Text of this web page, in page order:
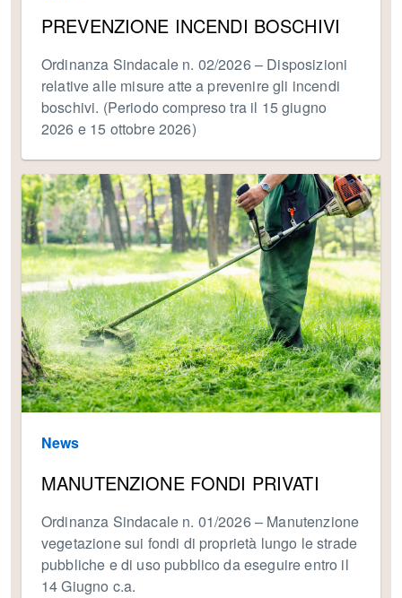
PREVENZIONE INCENDI BOSCHIVI
Ordinanza Sindacale n. 02/2026 – Disposizioni
relative alle misure atte a prevenire gli incendi
boschivi. (Periodo compreso tra il 15 giugno
2026 e 15 ottobre 2026)
News
MANUTENZIONE FONDI PRIVATI
Ordinanza Sindacale n. 01/2026 – Manutenzione
vegetazione sui fondi di proprietà lungo le strade
pubbliche e di uso pubblico da eseguire entro il
14 Giugno c.a.